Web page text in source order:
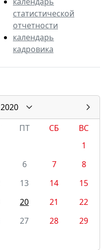
статистической
отчетности
календарь
кадровика
2020
ПТ СБ
ВС
1
6 7
8
13 14
15
20 21
22
27 28
29